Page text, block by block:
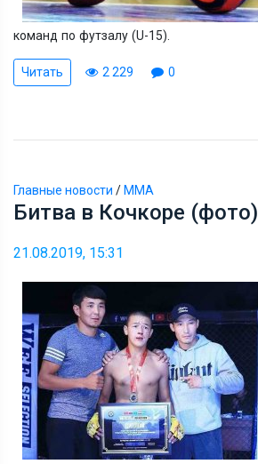
команд по футзалу (U-15).
Читать 2 229 0
Главные новости / ММА
Битва в Кочкоре (фото)
21.08.2019, 15:31